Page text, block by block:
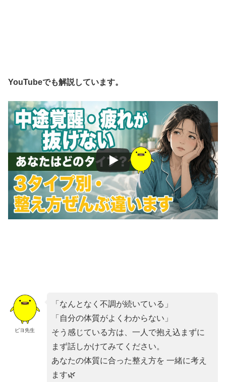
YouTubeでも解説しています。
ピヨ先生
「なんとなく不調が続いている」
「自分の体質がよくわからない」
そう感じている方は、一人で抱え込まずに
まず話しかけてみてください。
あなたの体質に合った整え方を 一緒に考え
ます🌿